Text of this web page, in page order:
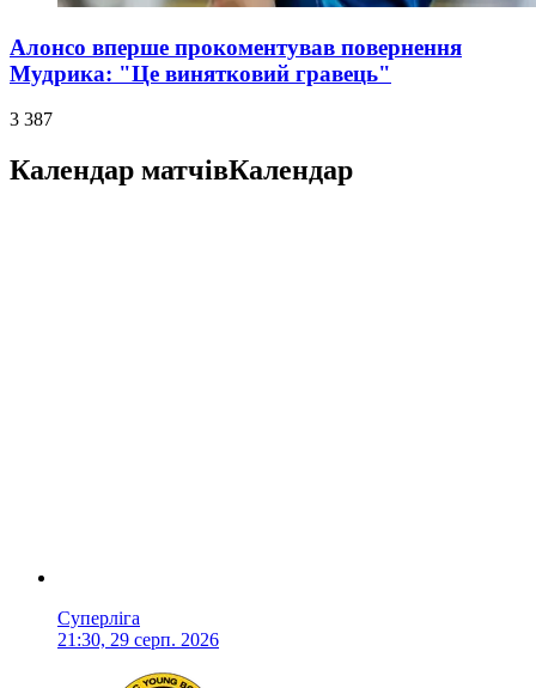
Алонсо вперше прокоментував повернення
Мудрика: "Це винятковий гравець"
3 387
Календар матчівКалендар
Суперліга
21:30, 29 серп. 2026